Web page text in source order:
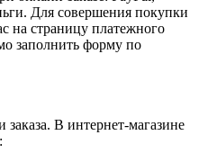
Для совершения покупки
на страницу платежного
заполнить форму по
В интернет-магазине